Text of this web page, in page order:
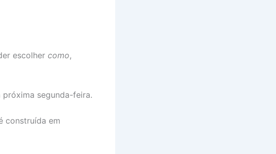
escolher como,
segunda-feira.
construída em